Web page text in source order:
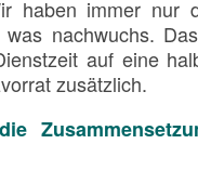
haben immer nur
nachwuchs.
auf eine
zusätzlich.